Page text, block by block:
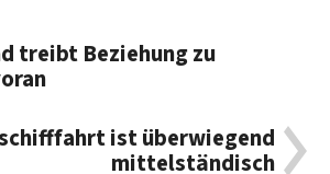
treibt Beziehung zu
ist überwiegend
mittelständisch